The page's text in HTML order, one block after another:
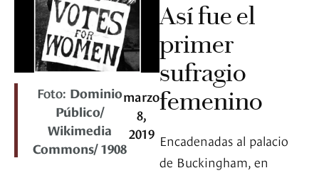
Foto: Dominio
Público/
Wikimedia
Commons/ 1908
marzo
8,
2019
Así fue el
primer
sufragio
femenino
Encadenadas al palacio
de Buckingham, en